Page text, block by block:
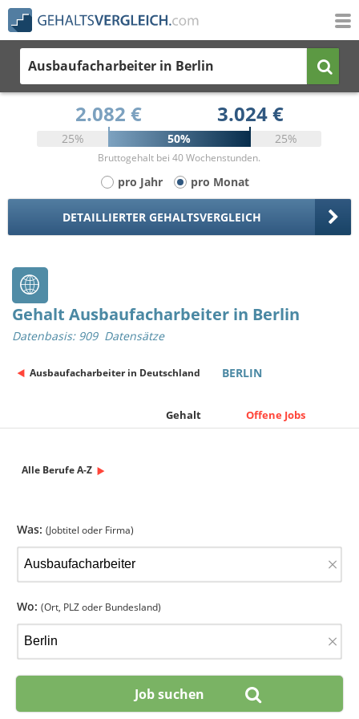
Ausbaufacharbeiter in Berlin
2.082 € 3.024 €
25% 50% 25%
Bruttogehalt bei 40 Wochenstunden.
pro Jahr pro Monat
DETAILLIERTER GEHALTSVERGLEICH
Gehalt Ausbaufacharbeiter in Berlin
Datenbasis: 909 Datensätze
Ausbaufacharbeiter in Deutschland BERLIN
Gehalt Offene Jobs
Alle Berufe A-Z
Was: (Jobtitel oder Firma)
×
Wo: (Ort, PLZ oder Bundesland)
×